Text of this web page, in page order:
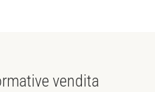
vendita